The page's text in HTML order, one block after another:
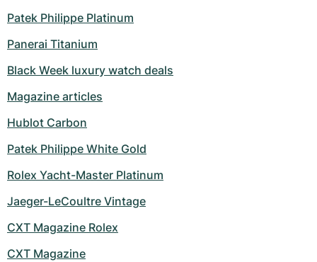
Patek Philippe Platinum
Panerai Titanium
Black Week luxury watch deals
Magazine articles
Hublot Carbon
Patek Philippe White Gold
Rolex Yacht-Master Platinum
Jaeger-LeCoultre Vintage
CXT Magazine Rolex
CXT Magazine